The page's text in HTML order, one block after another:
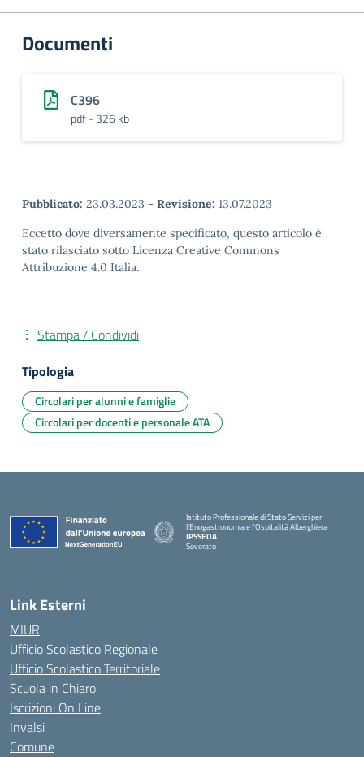
Documenti
C396
pdf - 326 kb
Pubblicato: 23.03.2023 - Revisione: 13.07.2023
Eccetto dove diversamente specificato, questo articolo è
stato rilasciato sotto Licenza Creative Commons
Attribuzione 4.0 Italia.
Stampa / Condividi
Tipologia
Circolari per alunni e famiglie
Circolari per docenti e personale ATA
Istituto Professionale di Stato Servizi per
l'Enogastronomia e l'Ospitalità Alberghiera
IPSSEOA
Soverato
Link Esterni
MIUR
Ufficio Scolastico Regionale
Ufficio Scolastico Territoriale
Scuola in Chiaro
Iscrizioni On Line
Invalsi
Comune